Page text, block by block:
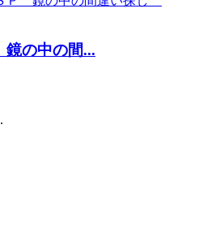
の中の間...